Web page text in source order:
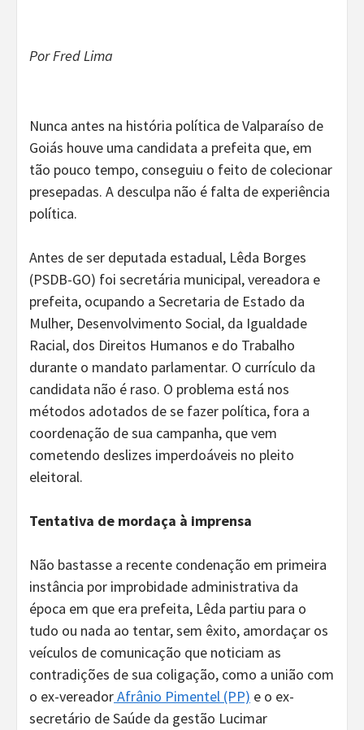
Por Fred Lima
Nunca antes na história política de Valparaíso de
Goiás houve uma candidata a prefeita que, em
tão pouco tempo, conseguiu o feito de colecionar
presepadas. A desculpa não é falta de experiência
política.
Antes de ser deputada estadual, Lêda Borges
(PSDB-GO) foi secretária municipal, vereadora e
prefeita, ocupando a Secretaria de Estado da
Mulher, Desenvolvimento Social, da Igualdade
Racial, dos Direitos Humanos e do Trabalho
durante o mandato parlamentar. O currículo da
candidata não é raso. O problema está nos
métodos adotados de se fazer política, fora a
coordenação de sua campanha, que vem
cometendo deslizes imperdoáveis no pleito
eleitoral.
Tentativa de mordaça à imprensa
Não bastasse a recente condenação em primeira
instância por improbidade administrativa da
época em que era prefeita, Lêda partiu para o
tudo ou nada ao tentar, sem êxito, amordaçar os
veículos de comunicação que noticiam as
contradições de sua coligação, como a união com
o ex-vereadorAfrânio Pimentel (PP) e o ex-
secretário de Saúde da gestão Lucimar